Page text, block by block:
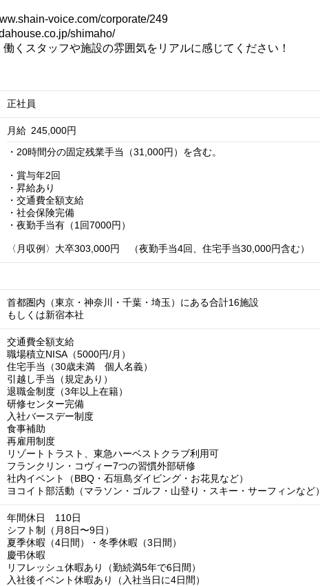
voice.com/corporate/249
shimaho/
くスタッフや施設の雰囲気をリアルに感じてください！
正社員
月給 245,000円
・20時間分の固定残業手当（31,000円）を含む。
・賞与年2回
・昇給あり
・交通費全額支給
・社会保険完備
・夜勤手当有（1回7000円）
〈月収例〉大卒303,000円　（夜勤手当4回、住宅手当30,000円含む）
首都圏内（東京・神奈川・千葉・埼玉）にある合計16施設
もしくは新宿本社
交通費全額支給
職場積立NISA（5000円/月）
住宅手当（30歳未満　個人名義）
引越し手当（規定あり）
退職金制度（3年以上在籍）
研修センター完備
入社バースデー制度
食事補助
再雇用制度
リゾートトラスト、東急ハーベストクラブ利用可
フランクリン・コヴィー7つの習慣外部研修
社内イベント（BBQ・石垣島ダイビング・お花見など）
ヨコイト部活動（マラソン・ゴルフ・山登り・スキー・サーフィンなど）
年間休日　110日
シフト制（月8日〜9日）
夏季休暇（4日間）・冬季休暇（3日間）
慶弔休暇
リフレッシュ休暇あり（勤続満5年で6日間）
入社後イベント休暇あり（入社当日に4日間）